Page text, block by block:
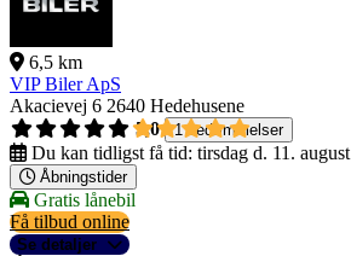
6,5 km
VIP Biler ApS
Akacievej 6 2640 Hedehusene
5,0
1 bedømmelser
Du kan tidligst få tid: tirsdag d. 11. august
Åbningstider
Gratis lånebil
Få tilbud online
Se detaljer